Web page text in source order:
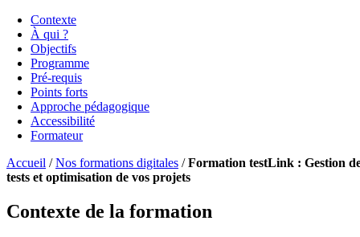
Contexte
À qui ?
Objectifs
Programme
Pré-requis
Points forts
Approche pédagogique
Accessibilité
Formateur
Accueil /Nos formations digitales /Formation testLink : Gestion
tests et optimisation de vos projets
Contexte de la formation